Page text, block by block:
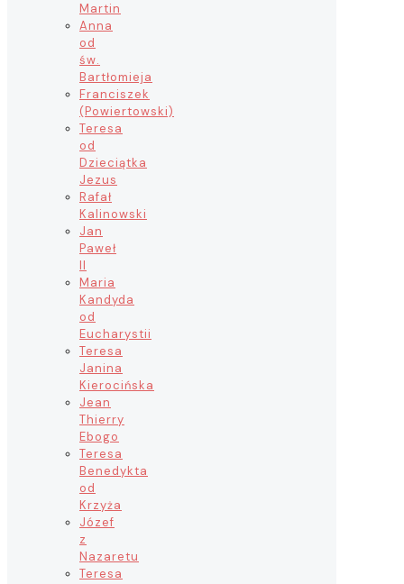
Martin
Anna
od
św.
Bartłomieja
Franciszek
(Powiertowski)
Teresa
od
Dzieciątka
Jezus
Rafał
Kalinowski
Jan
Paweł
II
Maria
Kandyda
od
Eucharystii
Teresa
Janina
Kierocińska
Jean
Thierry
Ebogo
Teresa
Benedykta
od
Krzyża
Józef
z
Nazaretu
Teresa